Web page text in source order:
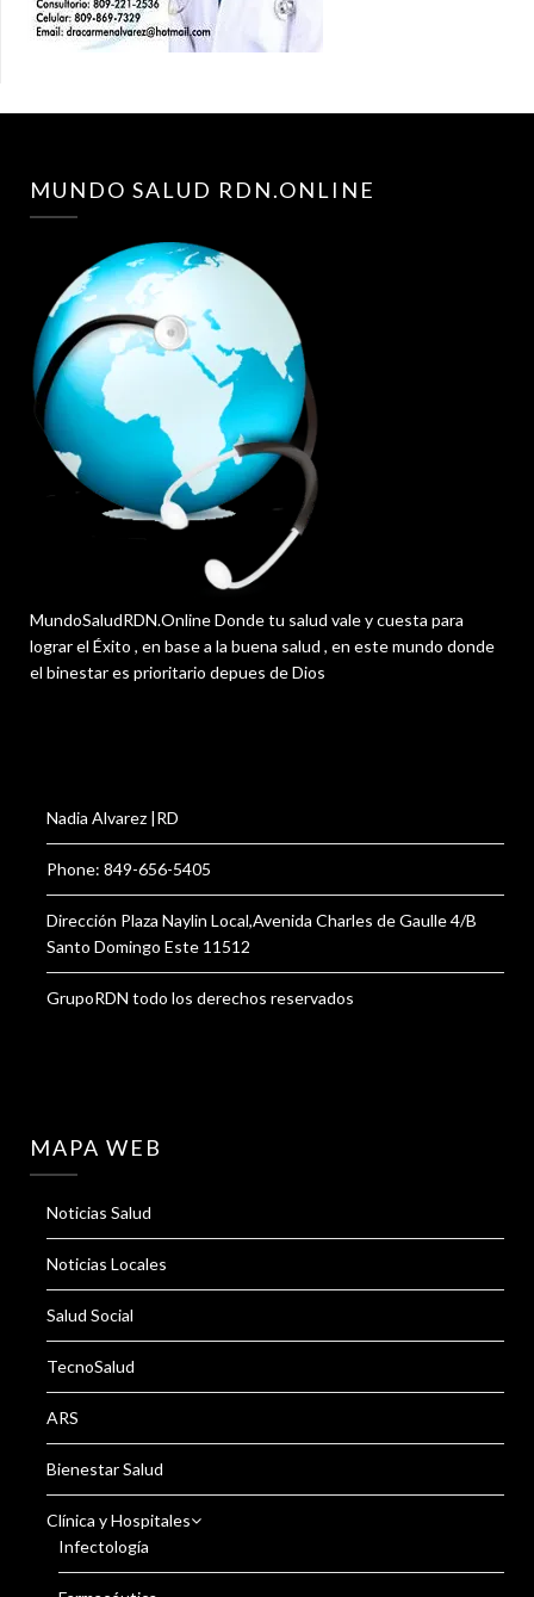
MUNDO SALUD RDN.ONLINE
MundoSaludRDN.Online Donde tu salud vale y cuesta para
lograr el Éxito , en base a la buena salud , en este mundo donde
el binestar es prioritario depues de Dios
Nadia Alvarez |RD
Phone: 849-656-5405
Dirección Plaza Naylin Local,Avenida Charles de Gaulle 4/B
Santo Domingo Este 11512
GrupoRDN todo los derechos reservados
MAPA WEB
Noticias Salud
Noticias Locales
Salud Social
TecnoSalud
ARS
Bienestar Salud
Clínica y Hospitales
Infectología